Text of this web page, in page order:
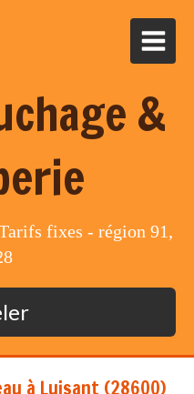
&
fixes - région 91,
à Luisant (28600)